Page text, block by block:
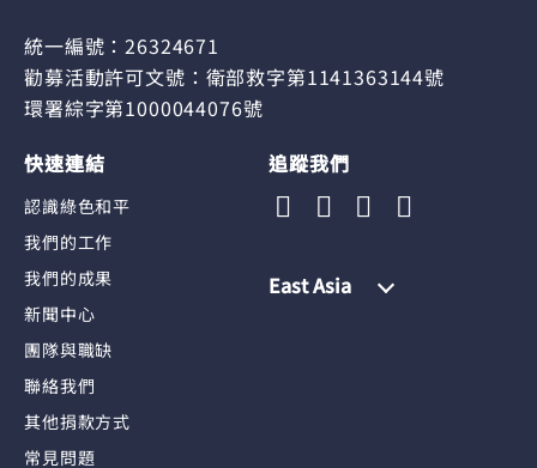
統一編號：26324671
勸募活動許可文號：衛部救字第1141363144號
環署綜字第1000044076號
快速連結
認識綠色和平
我們的工作
我們的成果
新聞中心
團隊與職缺
聯絡我們
其他捐款方式
常見問題
追蹤我們
East Asia